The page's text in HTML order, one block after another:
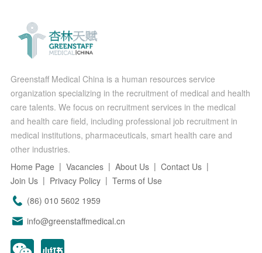
Greenstaff Medical China is a human resources service
organization specializing in the recruitment of medical and health
care talents. We focus on recruitment services in the medical
and health care field, including professional job recruitment in
medical institutions, pharmaceuticals, smart health care and
other industries.
Home Page
Vacancies About Us
Contact Us
Join Us
Privacy Policy
Terms of Use
(86) 010 5602 1959
info@greenstaffmedical.cn